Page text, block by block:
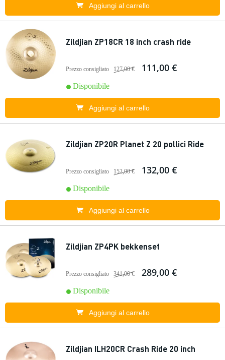
Aggiungi al carrello
Zildjian ZP18CR 18 inch crash ride
Prezzo consigliato 127,00 € 111,00 €
Disponibile
Aggiungi al carrello
Zildjian ZP20R Planet Z 20 pollici Ride
Prezzo consigliato 152,00 € 132,00 €
Disponibile
Aggiungi al carrello
Zildjian ZP4PK bekkenset
Prezzo consigliato 341,00 € 289,00 €
Disponibile
Aggiungi al carrello
Zildjian ILH20CR Crash Ride 20 inch